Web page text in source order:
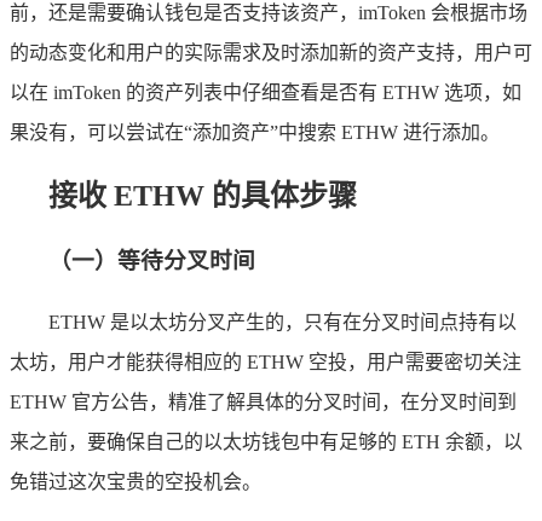
前，还是需要确认钱包是否支持该资产，imToken 会根据市场
的动态变化和用户的实际需求及时添加新的资产支持，用户可
以在 imToken 的资产列表中仔细查看是否有 ETHW 选项，如
果没有，可以尝试在“添加资产”中搜索 ETHW 进行添加。
接收 ETHW 的具体步骤
（一）等待分叉时间
ETHW 是以太坊分叉产生的，只有在分叉时间点持有以
太坊，用户才能获得相应的 ETHW 空投，用户需要密切关注
ETHW 官方公告，精准了解具体的分叉时间，在分叉时间到
来之前，要确保自己的以太坊钱包中有足够的 ETH 余额，以
免错过这次宝贵的空投机会。